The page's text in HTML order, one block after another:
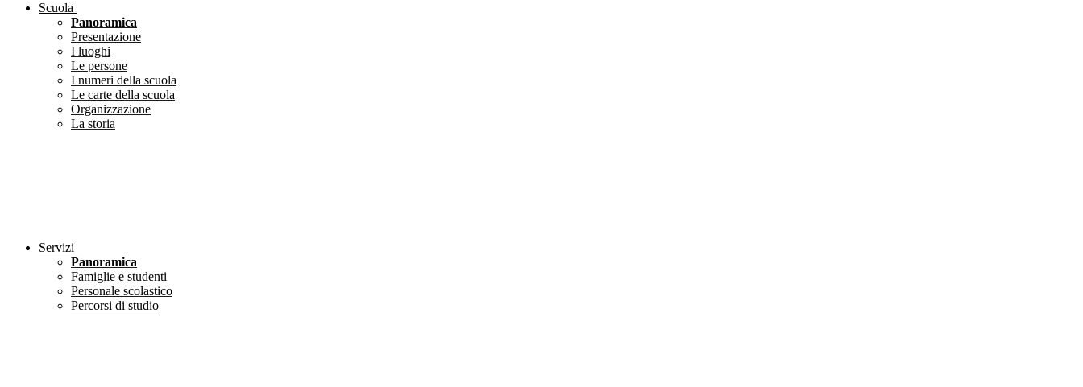
Scuola
Panoramica
Presentazione
I luoghi
Le persone
I numeri della scuola
Le carte della scuola
Organizzazione
La storia
Servizi
Panoramica
Famiglie e studenti
Personale scolastico
Percorsi di studio